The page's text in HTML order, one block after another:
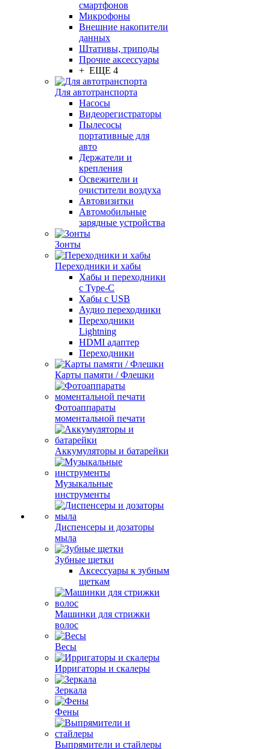
смартфонов
Микрофоны
Внешние накопители
данных
Штативы, триподы
Прочие аксессуары
+ ЕЩЕ 4
Для автотранспорта
Насосы
Видеорегистраторы
Пылесосы
портативные для
авто
Держатели и
крепления
Освежители и
очистители воздуха
Автовизитки
Автомобильные
зарядные устройства
Зонты
Переходники и хабы
Хабы и переходники
с Type-C
Хабы с USB
Аудио переходники
Переходники
Lightning
HDMI адаптер
Переходники
Карты памяти / Флешки
Фотоаппараты
моментальной печати
Аккумуляторы и батарейки
Музыкальные
инструменты
Диспенсеры и дозаторы
мыла
Зубные щетки
Аксессуары к зубным
щеткам
Машинки для стрижки
волос
Весы
Ирригаторы и скалеры
Зеркала
Фены
Выпрямители и стайлеры